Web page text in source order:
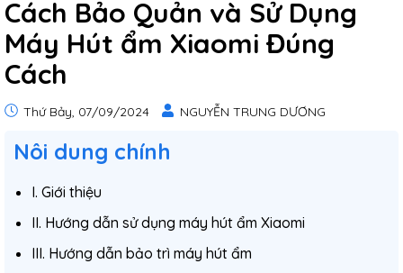
Cách Bảo Quản và Sử Dụng
Máy Hút ẩm Xiaomi Đúng
Cách
Thứ Bảy, 07/09/2024 NGUYỄN TRUNG DƯƠNG
Nôi dung chính
I. Giới thiệu
II. Hướng dẫn sử dụng máy hút ẩm Xiaomi
III. Hướng dẫn bảo trì máy hút ẩm